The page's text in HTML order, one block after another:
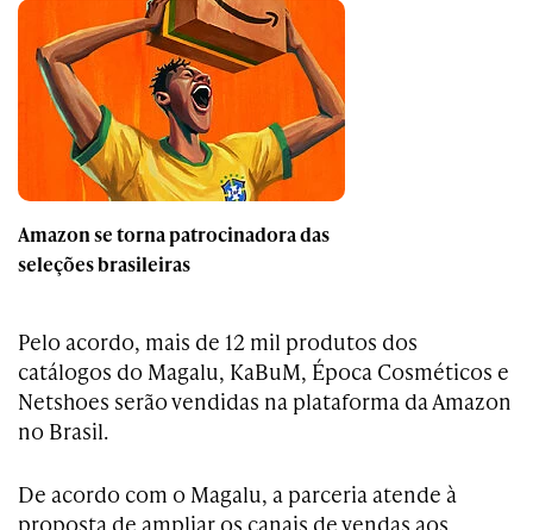
Amazon se torna patrocinadora das
seleções brasileiras
Pelo acordo, mais de 12 mil produtos dos
catálogos do Magalu, KaBuM, Época Cosméticos e
Netshoes serão vendidas na plataforma da Amazon
no Brasil.
De acordo com o Magalu, a parceria atende à
proposta de ampliar os canais de vendas aos